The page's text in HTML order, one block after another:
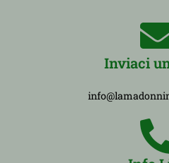
Inviaci